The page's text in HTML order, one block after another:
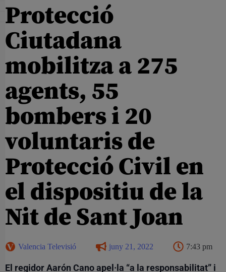
Protecció
Ciutadana
mobilitza a 275
agents, 55
bombers i 20
voluntaris de
Protecció Civil en
el dispositiu de la
Nit de Sant Joan
Valencia Televisió juny 21, 2022 7:43 pm
El regidor Aarón Cano apel·la “a la responsabilitat” i